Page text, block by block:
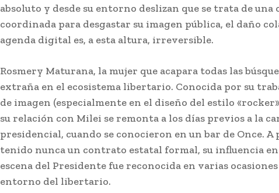
absoluto y desde su entorno deslizan que se trata de una
coordinada para desgastar su imagen pública, el daño
agenda digital es, a esta altura, irreversible.
Rosmery Maturana, la mujer que acapara todas las
extraña en el ecosistema libertario. Conocida por su
de imagen (especialmente en el diseño del estilo
su relación con Milei se remonta a los días previos a la
presidencial, cuando se conocieron en un bar de Once. A
tenido nunca un contrato estatal formal, su influencia en
escena del Presidente fue reconocida en varias
entorno del libertario.